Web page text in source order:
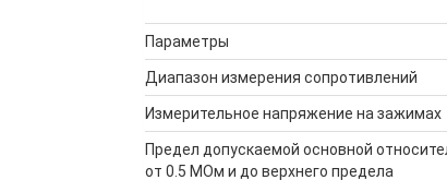
Параметры
Диапазон измерения сопротивлений
Измерительное напряжение на зажимах
Предел допускаемой основной
от 0.5 МОм и до верхнего предела